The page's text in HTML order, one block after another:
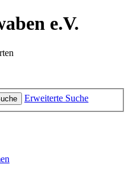
e.V.
Erweiterte Suche